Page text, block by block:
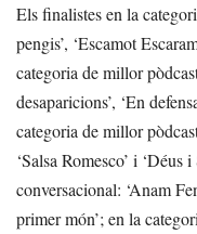
Els finalistes en la
pengis’, ‘Escamot
categoria de millor
desaparicions’, ‘En
categoria de millor
‘Salsa Romesco’ i
conversacional: ‘Anam
primer món’; en la